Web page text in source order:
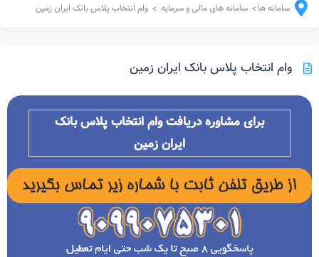
سامانه ها> سامانه های مالی و سرمایه > وام انتخاب پلاس بانک ایران زمین
وام انتخاب پلاس بانک ایران زمین
برای مشاوره دریافت وام انتخاب پلاس بانک
ایران زمین